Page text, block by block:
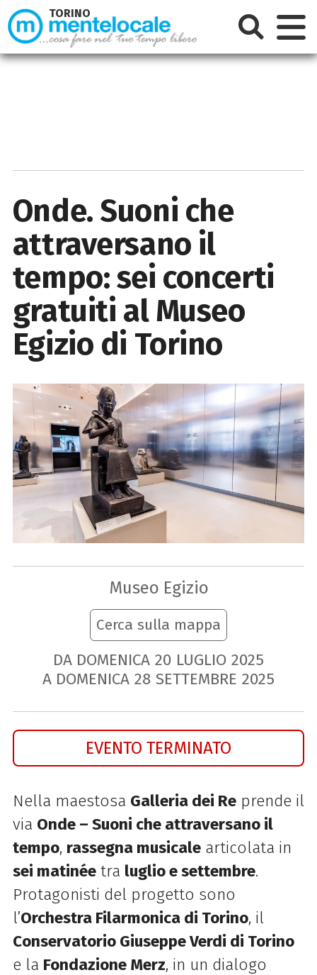
Onde. Suoni che
attraversano il
tempo: sei concerti
gratuiti al Museo
Egizio di Torino
Museo Egizio
Cerca sulla mappa
DA DOMENICA 20 LUGLIO 2025
A DOMENICA 28 SETTEMBRE 2025
EVENTO TERMINATO
Nella maestosa Galleria dei Reprende il
via Onde – Suoni che attraversano il
tempo, rassegna musicalearticolata in
sei matinéetra luglio e settembre.
Protagonisti del progetto sono
l’Orchestra Filarmonica di Torino, il
Conservatorio Giuseppe Verdi di Torino
e la Fondazione Merz, in un dialogo
TORINO